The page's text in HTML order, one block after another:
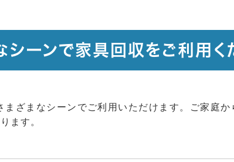
シーンで家具回収をご利用く
ざまなシーンでご利用いただけます。ご家庭
ます。